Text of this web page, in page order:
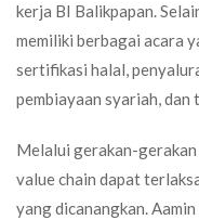
kerja BI Balikpapan.
memiliki berbagai acara
sertifikasi halal,
pembiayaan syariah,
Melalui gerakan-
value chain dapat
yang dicanangkan. Aamin